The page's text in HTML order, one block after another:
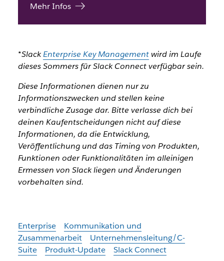
Mehr Infos
*SlackEnterprise Key Managementwird im Laufe
dieses Sommers für Slack Connect verfügbar sein.
Diese Informationen dienen nur zu
Informationszwecken und stellen keine
verbindliche Zusage dar. Bitte verlasse dich bei
deinen Kaufentscheidungen nicht auf diese
Informationen, da die Entwicklung,
Veröffentlichung und das Timing von Produkten,
Funktionen oder Funktionalitäten im alleinigen
Ermessen von Slack liegen und Änderungen
vorbehalten sind.
Enterprise
Kommunikation und
Zusammenarbeit
Unternehmensleitung/C-
Suite
Produkt-Update Slack Connect